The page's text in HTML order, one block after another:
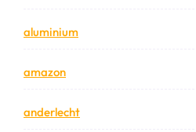
aluminium
amazon
anderlecht